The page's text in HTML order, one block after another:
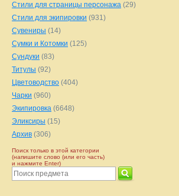
Стили для страницы персонажа (29)
Стили для экипировки (931)
Сувениры (14)
Сумки и Котомки (125)
Сундуки (83)
Титулы (92)
Цветоводство (404)
Чарки (960)
Экипировка (6648)
Эликсиры (15)
Архив (306)
Поиск только в этой категории
(напишите слово (или его часть)
и нажмите Enter)